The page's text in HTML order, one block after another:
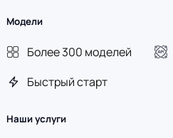
Модели
Более 300 моделей
Быстрый старт
Наши услуги